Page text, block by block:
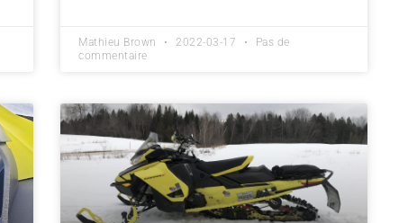
Mathieu Brown 2022-03-17
Pas de
commentaire